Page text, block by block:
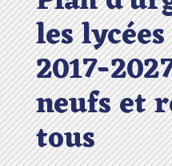
les
2017-
neufs et
tous